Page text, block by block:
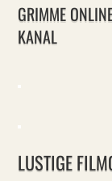
GRIMME
KANAL
LUSTIGE